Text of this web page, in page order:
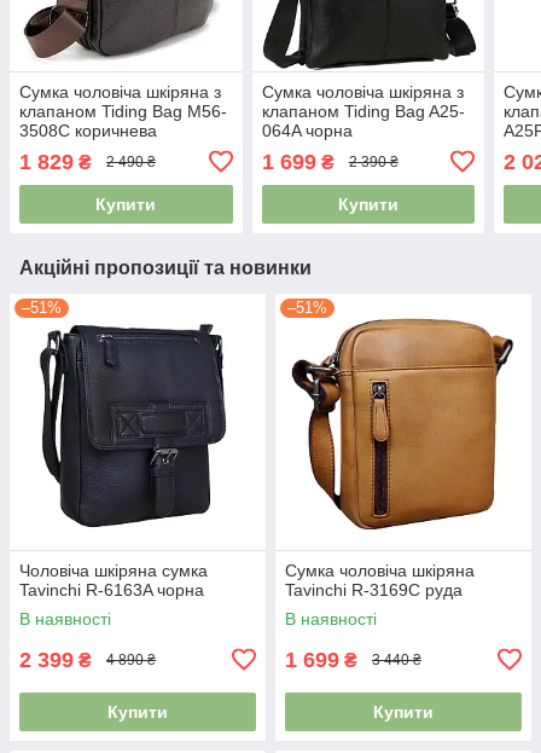
Сумка чоловіча шкіряна з
клапаном Tiding Bag M56-
3508C коричнева
1 829 ₴ 2 490 ₴
Купити
Сумка чоловіча шкіряна з
клапаном Tiding Bag A25-
064A чорна
1 699₴ 2 390 ₴
Купити
2
Акційні пропозиції та новинки
–51%
Чоловіча шкіряна сумка
Tavinchi R-6163A чорна
В наявності
2 399 ₴ 4 890 ₴
Купити
–51%
Сумка чоловіча шкіряна
Tavinchi R-3169C руда
В наявності
1 699 ₴ 3 440 ₴
Купити